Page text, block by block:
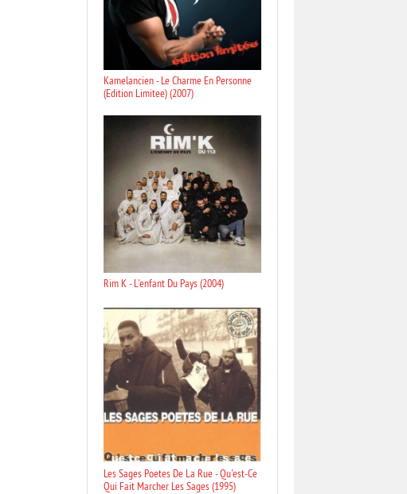
Kamelancien - Le Charme En Personne
(Edition Limitee) (2007)
Rim K - L'enfant Du Pays (2004)
Les Sages Poetes De La Rue - Qu'est-Ce
Qui Fait Marcher Les Sages (1995)